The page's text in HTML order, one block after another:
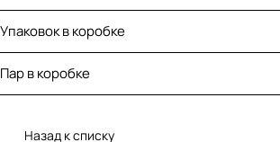
Упаковок в коробке
Пар в коробке
Назад к списку